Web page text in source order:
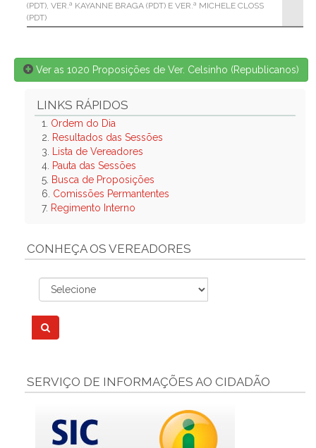
(PDT), VER.ª KAYANNE BRAGA (PDT) E VER.ª MICHELE CLOSS
(PDT)
Ver as 1020 Proposições de Ver. Celsinho (Republicanos)
LINKS RÁPIDOS
1. Ordem do Dia
2. Resultados das Sessões
3. Lista de Vereadores
4. Pauta das Sessões
5. Busca de Proposições
6. Comissões Permantentes
7. Regimento Interno
CONHEÇA OS VEREADORES
SERVIÇO DE INFORMAÇÕES AO CIDADÃO